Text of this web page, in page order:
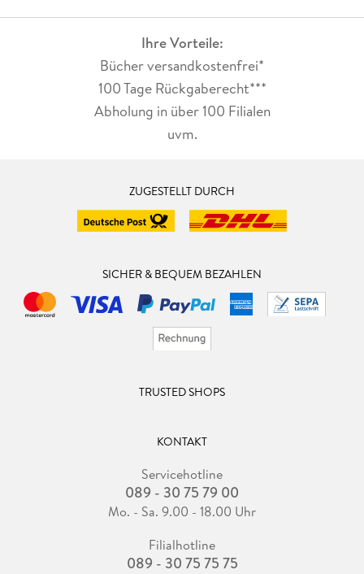
Ihre Vorteile:
Bücher versandkostenfrei*
100 Tage Rückgaberecht***
Abholung in über 100 Filialen
uvm.
ZUGESTELLT DURCH
SICHER & BEQUEM BEZAHLEN
TRUSTED SHOPS
KONTAKT
Servicehotline
089 - 30 75 79 00
Mo. - Sa. 9.00 - 18.00 Uhr
Filialhotline
089 - 30 75 75 75